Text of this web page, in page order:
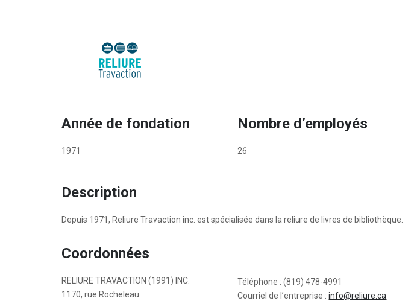
Année de fondation
1971
Nombre d’employés
26
Description
Depuis 1971, Reliure Travaction inc. est spécialisée dans la reliure de livres de bibliothèque.
Coordonnées
RELIURE TRAVACTION (1991) INC.
1170, rue Rocheleau
Téléphone : (819) 478-4991
Courriel de l’entreprise :info@reliure.ca